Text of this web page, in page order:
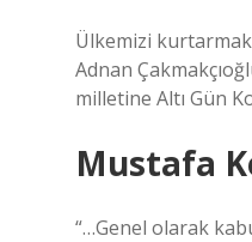
Ülkemizi
Adnan
milletine Altı Gün
Mustafa
“…Genel olarak